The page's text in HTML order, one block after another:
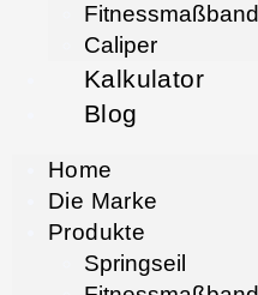
Fitnessmaßband
Caliper
Kalkulator
Blog
Home
Die Marke
Produkte
Springseil